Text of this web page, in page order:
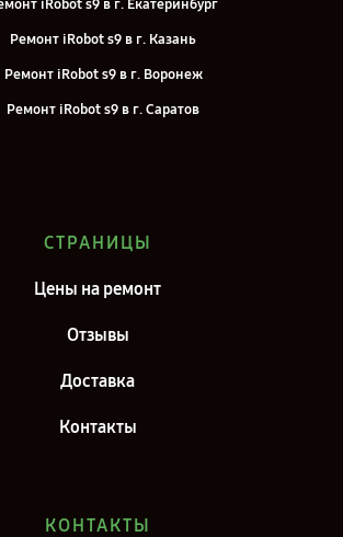
iRobot s9 в г. Екатеринбург
Ремонт iRobot s9 в г. Казань
Ремонт iRobot s9 в г. Воронеж
Ремонт iRobot s9 в г. Саратов
iRobot s9 в г. Санкт-Петербург
СТРАНИЦЫ
Цены на ремонт
Отзывы
Доставка
Контакты
КОНТАКТЫ